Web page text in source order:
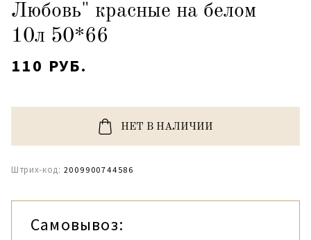
Любовь" красные на белом
10л 50*66
110 РУБ.
НЕТ В НАЛИЧИИ
Штрих-код: 2009900744586
Самовывоз: